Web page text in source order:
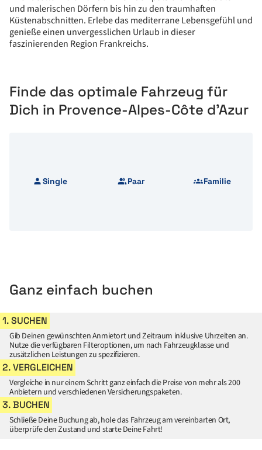
und malerischen Dörfern bis hin zu den traumhaften
Küstenabschnitten. Erlebe das mediterrane Lebensgefühl und
genieße einen unvergesslichen Urlaub in dieser
faszinierenden Region Frankreichs.
Finde das optimale Fahrzeug für
Dich in Provence-Alpes-Côte d’Azur
Single Paar Familie
Ganz einfach buchen
1. SUCHEN
Gib Deinen gewünschten Anmietort und Zeitraum inklusive Uhrzeiten an.
Nutze die verfügbaren Filteroptionen, um nach Fahrzeugklasse und
zusätzlichen Leistungen zu spezifizieren.
2. VERGLEICHEN
Vergleiche in nur einem Schritt ganz einfach die Preise von mehr als 200
Anbietern und verschiedenen Versicherungspaketen.
3. BUCHEN
Schließe Deine Buchung ab, hole das Fahrzeug am vereinbarten Ort,
überprüfe den Zustand und starte Deine Fahrt!